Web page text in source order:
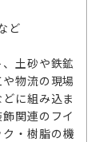
ど
土砂や鉄鉱
物流の現場
に組み込ま
関連のフイ
・樹脂の機